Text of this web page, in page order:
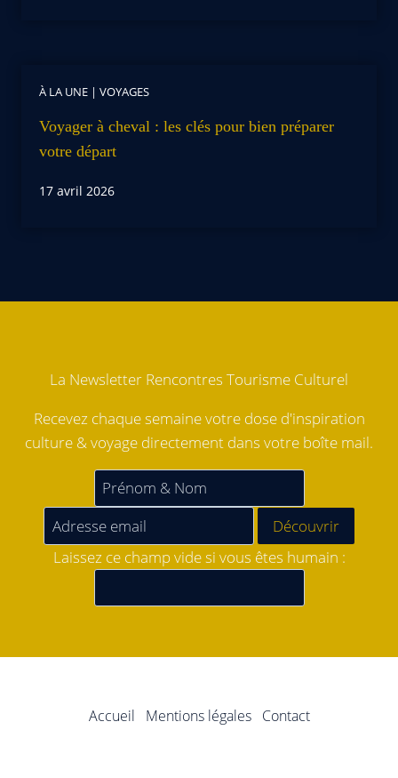
À LA UNE | VOYAGES
Voyager à cheval : les clés pour bien préparer
votre départ
17 avril 2026
La Newsletter Rencontres Tourisme Culturel
Recevez chaque semaine votre dose d'inspiration
culture & voyage directement dans votre boîte mail.
Laissez ce champ vide si vous êtes humain :
Accueil Mentions légales Contact